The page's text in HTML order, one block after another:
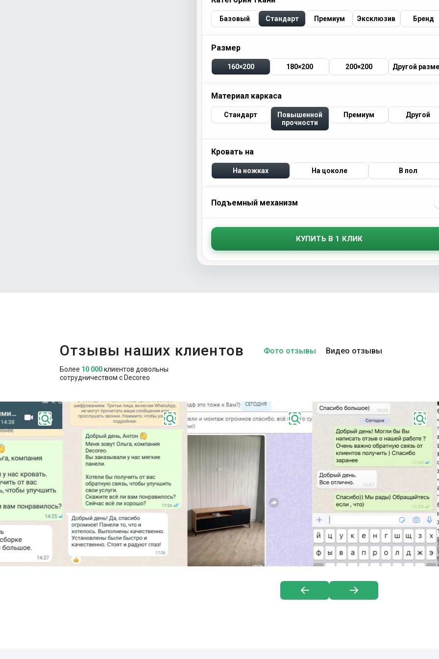
Базовый Стандарт Премиум Эксклюзив Бренд
Размер
160×200 180×200 200×200 Другой
Материал каркаса
Стандарт
Повышенной
прочности
Премиум Другой
Кровать на
На ножках На цоколе В пол
Подъемный механизм
КУПИТЬ В 1 КЛИК
Отзывы наших клиентов Фото отзывы Видео отзывы
Более 10 000клиентов довольны
сотрудничеством с Decoreo